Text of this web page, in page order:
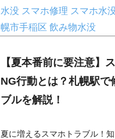
水没 スマホ修理 スマホ水
幌市手稲区 飲み物水没
【夏本番前に要注意】
NG行動とは？札幌駅で
ブルを解説！
夏に増えるスマホトラブル！